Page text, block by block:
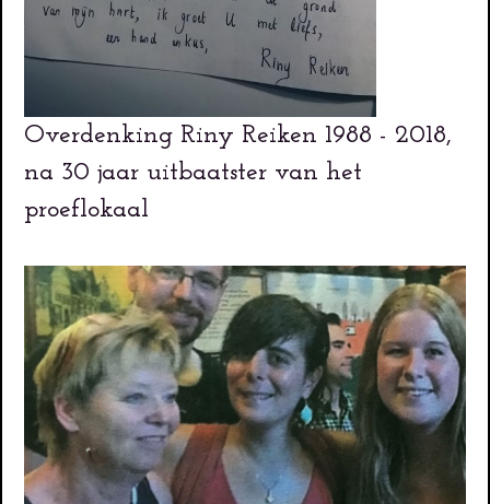
Overdenking Riny Reiken 1988 - 2018,
na 30 jaar uitbaatster van het
proeflokaal